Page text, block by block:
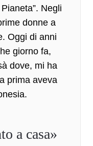
. Negli
donne a
Oggi di anni
giorno fa,
dove, mi ha
prima aveva
a casa»